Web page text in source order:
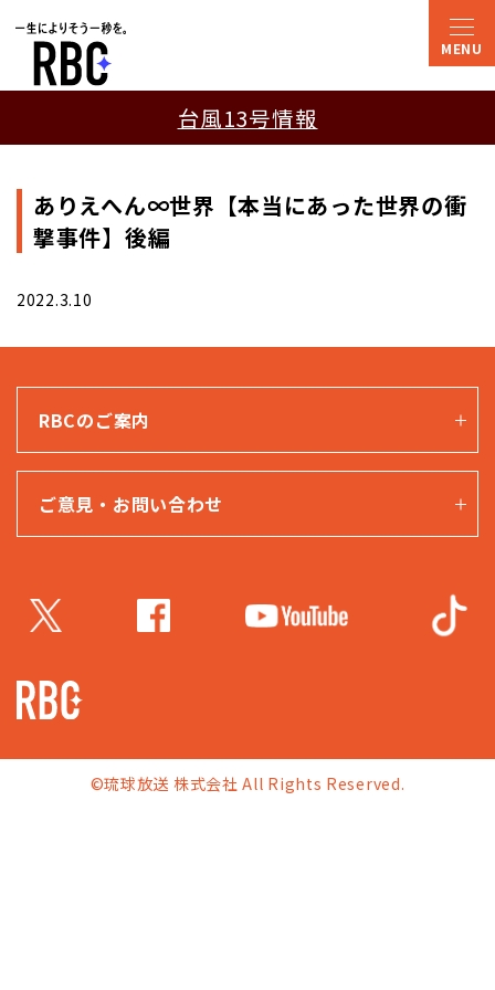
台風13号情報
ありえへん∞世界【本当にあった世界の衝
撃事件】後編
2022.3.10
RBCのご案内
ご意見・お問い合わせ
©琉球放送 株式会社 All Rights Reserved.